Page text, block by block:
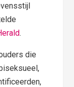
.
die